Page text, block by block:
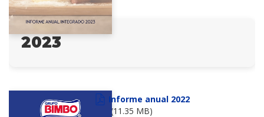
2023
Informe anual 2022
(11.35 MB)